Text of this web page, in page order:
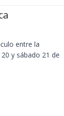
entre la
y sábado 21 de